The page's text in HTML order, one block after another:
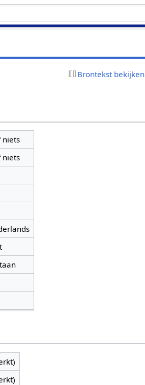
Brontekst bekijken
niets
niets